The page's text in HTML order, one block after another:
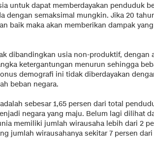
untuk dapat memberdayakan penduduk
dengan semaksimal mungkin. Jika 20
baik maka akan memberikan dampak
dibandingkan usia non-produktif, dengan
ketergantungan menurun sehingga
demografi ini tidak diberdayakan
beban negara.
sebesar 1,65 persen dari total
negara yang maju. Belum lagi dilihat
memiliki jumlah wirausaha lebih dari 2
jumlah wirausahanya sekitar 7 persen